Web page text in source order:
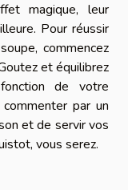
magique, leur
Pour réussir
commencez
et équilibrez
de votre
par un
et de servir vos
, vous serez.